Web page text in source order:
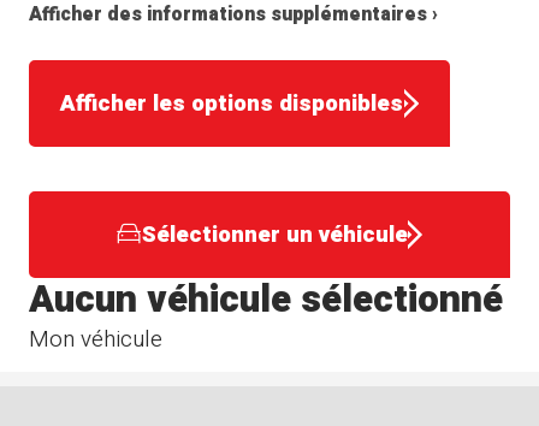
Afficher des informations supplémentaires ›
Afficher les options disponibles
Sélectionner un véhicule
Mon véhicule
Aucun véhicule sélectionné